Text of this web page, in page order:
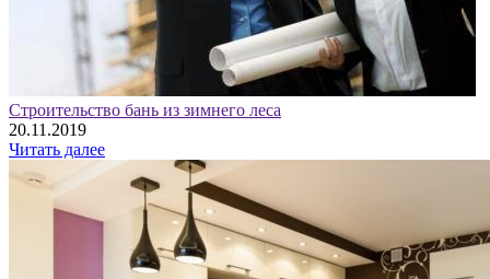
Строительство бань из зимнего леса
20.11.2019
Читать далее